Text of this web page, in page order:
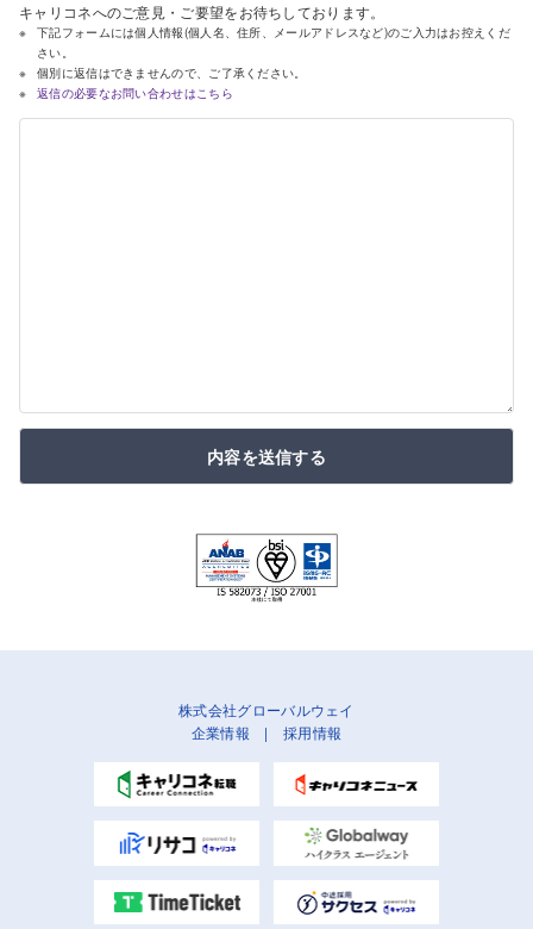
キャリコネへのご意見・ご要望をお待ちしております。
下記フォームには個人情報(個人名、住所、メールアドレスなど)のご入力はお控えくだ
さい。
個別に返信はできませんので、ご了承ください。
返信の必要なお問い合わせはこちら
内容を送信する
株式会社グローバルウェイ
企業情報 | 採用情報